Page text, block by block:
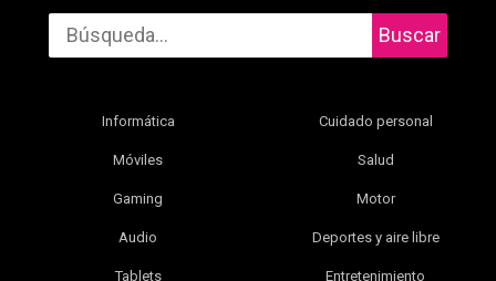
Buscar
Informática
Móviles
Gaming
Audio
Tablets
Cuidado personal
Salud
Motor
Deportes y aire libre
Entretenimiento